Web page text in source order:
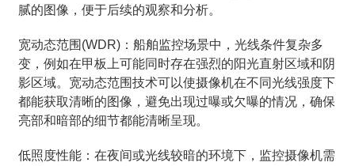
腻的图像，便于后续的观察和分析。
宽动态范围(WDR)：船舶监控场景中，光线条件复杂多
变，例如在甲板上可能同时存在强烈的阳光直射区域和阴
影区域。宽动态范围技术可以使摄像机在不同光线强度下
都能获取清晰的图像，避免出现过曝或欠曝的情况，确保
亮部和暗部的细节都能清晰呈现。
低照度性能：在夜间或光线较暗的环境下，监控摄像机需